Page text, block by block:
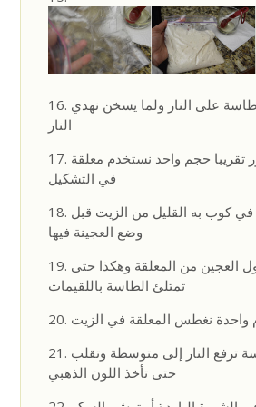
على النار ولما يسخن نهدي
النار
تقريبا حجم واحد نستخدم معلقة
في التشكيل
في كوب به القليل من الزيت قبل
وضع العجينة فيها
العجين من المعلقة وهكذا حتى
تمتلئ الطاسة باللقيمات
واحدة نغطس المعلقة في الزيت
ترفع النار إلى متوسطة وتقلب
حتى تأخذ اللون الذهبي